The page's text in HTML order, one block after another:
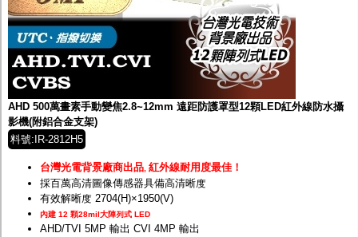
AHD 500萬畫素手動變焦2.8~12mm 遠距防護罩型12顆LED紅外線防水攝
影機(附鋁合金支架)
料號:IR-2812H5
台灣光電背景廠商出品 紅外線耐用度最佳！
採百萬高清圖像傳感器具備高清晰度
有效解晰度 2704(H)×1950(V)
內建 12 顆28mil大陣列式 LED
AHD/TVI 5MP 輸出 CVI 4MP 輸出